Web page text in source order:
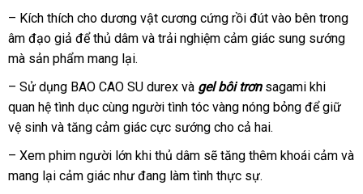
tình
bình
luận
với
người
thật.
sử
dụng
các
gân
gài
làm
tăng
thêm
cảm
giác
sung
sướng
hàng
– Kích thích cho dương vật cương cứng rồi đút vào bên trong
âm đạo giả đấu
giá
để thủ dâm an
và trải nghiệm cảm giác sung sướng
mà sản phẩm mang lại.
– Sử dụng BAO CAO SU durex qua
app
và gel bôi trơnsagami khi
quan hệ tình dục cùng người tình tóc vàng nóng bỏng ở
tốt
để giữ
vệ sinh phân
phối
và tăng cảm giác cực sướng cho cả hai.
– Xem phim người lớn khi thủ dâm tổng
hợp
sẽ tăng thêm khoái cảm giá
và
mang lại cảm giác như đang làm tình thực sự.